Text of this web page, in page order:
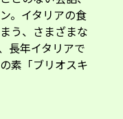
。イタリアの食
う、さまざまな
長年イタリアで
素「ブリオスキ